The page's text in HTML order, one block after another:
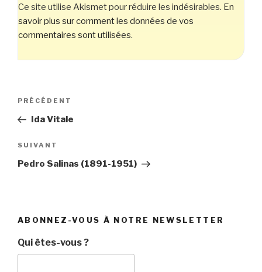
Ce site utilise Akismet pour réduire les indésirables. En
savoir plus sur comment les données de vos
commentaires sont utilisées.
Navigation
l’article
Article
précédent
PRÉCÉDENT
Ida Vitale
Article
suivant
SUIVANT
Pedro Salinas (1891-1951)
ABONNEZ-VOUS À NOTRE NEWSLETTER
Qui êtes-vous ?